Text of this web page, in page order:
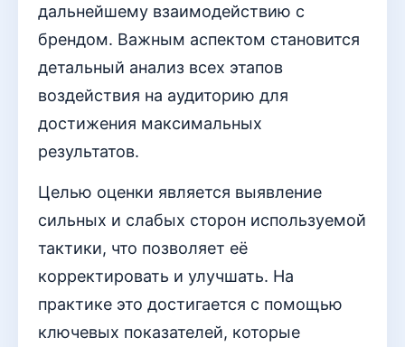
дальнейшему взаимодействию с
брендом. Важным аспектом становится
детальный анализ всех этапов
воздействия на аудиторию для
достижения максимальных
результатов.
Целью оценки является выявление
сильных и слабых сторон используемой
тактики, что позволяет её
корректировать и улучшать. На
практике это достигается с помощью
ключевых показателей, которые